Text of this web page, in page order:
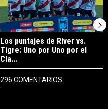
Los puntajes de River vs.
Tigre: Uno por Uno por el
Cla...
296 COMENTARIOS